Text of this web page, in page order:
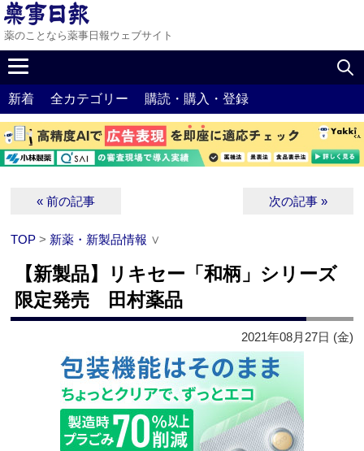
薬のことなら薬事日報ウェブサイト
新着 全カテゴリー 購読・購入・登録
« 前の記事 次の記事 »
TOP > 新薬・新製品情報 ∨
【新製品】リキセー「和柄」シリーズ
限定発売 田村薬品
2021年08月27日 (金)